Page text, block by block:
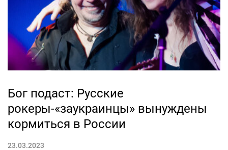
Бог подаст: Русские
рокеры-«заукраинцы» вынуждены
кормиться в России
23.03.2023